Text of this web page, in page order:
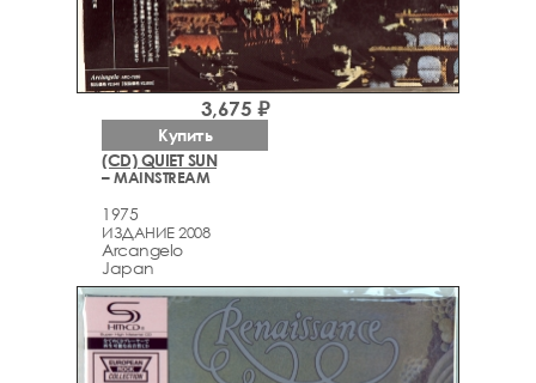
(CD) QUIET SUN
– MAINSTREAM
1975
ИЗДАНИЕ 2008
Arcаngelo
Japan
3,675 ₽
Купить